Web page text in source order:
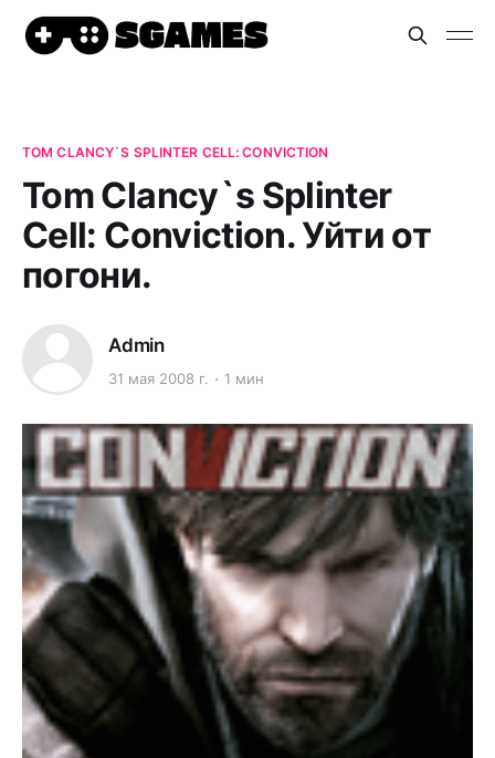
TOM CLANCY`S SPLINTER CELL: CONVICTION
Tom Clancy`s Splinter
Cell: Conviction. Уйти от
погони.
Admin
31 мая 2008 г. 1 мин